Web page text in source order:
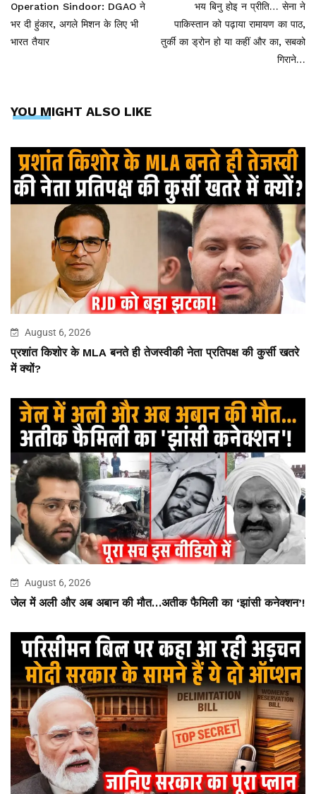
Operation Sindoor: DGAO ने
भर दी हुंकार, अगले मिशन के लिए भी
भारत तैयार
भय बिनु होइ न प्रीति… सेना ने
पाकिस्तान को पढ़ाया रामायण का पाठ,
तुर्की का ड्रोन हो या कहीं और का, सबको
गिराने…
YOU MIGHT ALSO LIKE
August 6, 2026
प्रशांत किशोर के MLA बनते ही तेजस्वीकी नेता प्रतिपक्ष की कुर्सी खतरे
में क्यों?
August 6, 2026
जेल में अली और अब अबान की मौत…अतीक फैमिली का ‘झांसी कनेक्शन’!